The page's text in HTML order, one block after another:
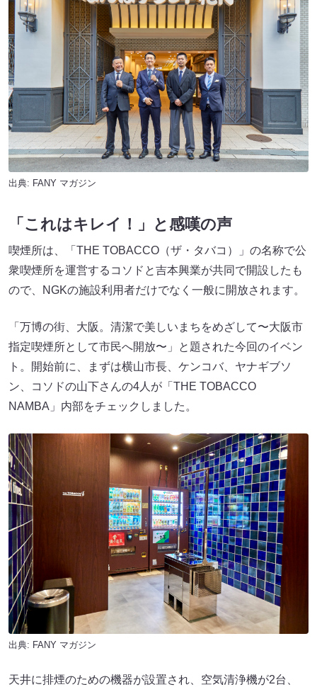
出典: FANY マガジン
「これはキレイ！」と感嘆の声
喫煙所は、「THE TOBACCO（ザ・タバコ）」の名称で公
衆喫煙所を運営するコソドと吉本興業が共同で開設したも
ので、NGKの施設利用者だけでなく一般に開放されます。
「万博の街、大阪。清潔で美しいまちをめざして〜大阪市
指定喫煙所として市民へ開放〜」と題された今回のイベン
ト。開始前に、まずは横山市長、ケンコバ、ヤナギブソ
ン、コソドの山下さんの4人が「THE TOBACCO
NAMBA」内部をチェックしました。
出典: FANY マガジン
天井に排煙のための機器が設置され、空気清浄機が2台、